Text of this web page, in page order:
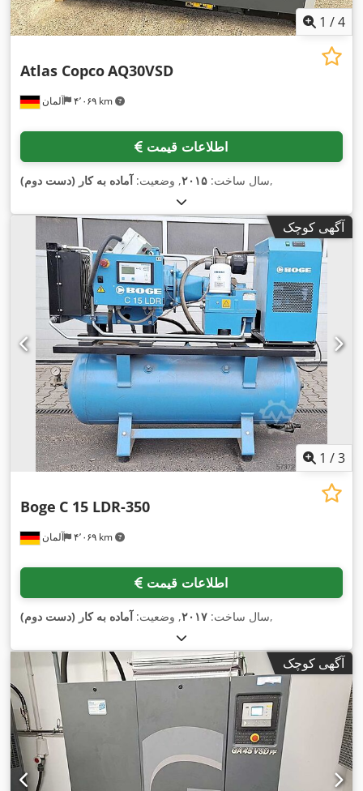
1 /4
آلمان ۴٬۰۶۹ km
Atlas CopcoAQ30VSD
اطلاعات قیمت
سال ساخت: ۲۰۱۵, وضعیت:آماده به کار (دست دوم) ,
آگهی کوچک
1 /3
آلمان ۴٬۰۶۹ km
Boge C 15 LDR-350
اطلاعات قیمت
سال ساخت: ۲۰۱۷, وضعیت: آماده به کار (دست دوم) ,
آگهی کوچک